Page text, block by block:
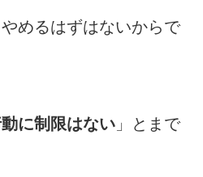
めるはずはないからで
に制限はない 」とまで